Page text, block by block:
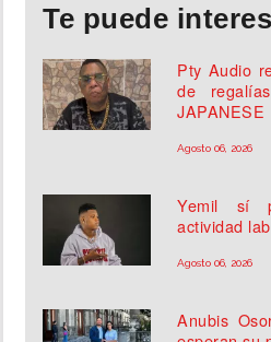
Te puede
Pty Audio
de
JAPANESE
Agosto 06, 2026
Yemil sí
actividad
Agosto 06, 2026
Anubis